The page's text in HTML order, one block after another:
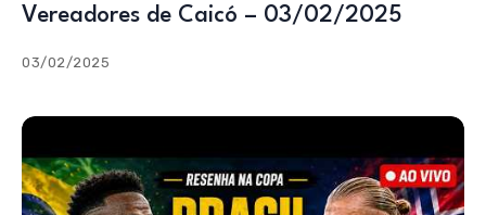
Vereadores de Caicó – 03/02/2025
03/02/2025